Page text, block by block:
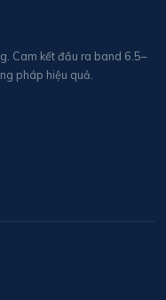
Cam kết đầu ra band 6.5–
pháp hiệu quả.